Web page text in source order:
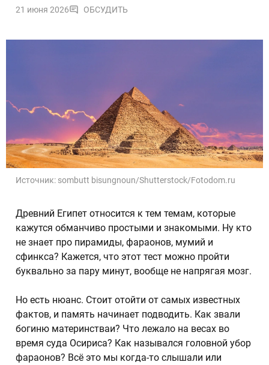
21 июня 2026 ОБСУДИТЬ
Источник: sombutt bisungnoun/Shutterstock/Fotodom.ru
Древний Египет относится к тем темам, которые
кажутся обманчиво простыми и знакомыми. Ну кто
не знает про пирамиды, фараонов, мумий и
сфинкса? Кажется, что этот тест можно пройти
буквально за пару минут, вообще не напрягая мозг.
Но есть нюанс. Стоит отойти от самых известных
фактов, и память начинает подводить. Как звали
богиню материнстваи? Что лежало на весах во
время суда Осириса? Как назывался головной убор
фараонов? Всё это мы когда-то слышали или